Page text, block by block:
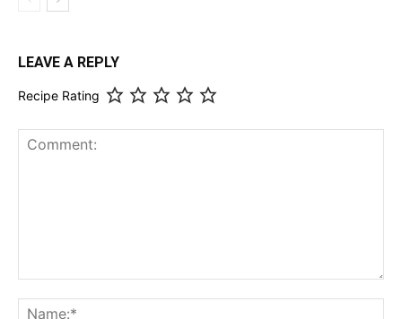
LEAVE A REPLY
Recipe Rating